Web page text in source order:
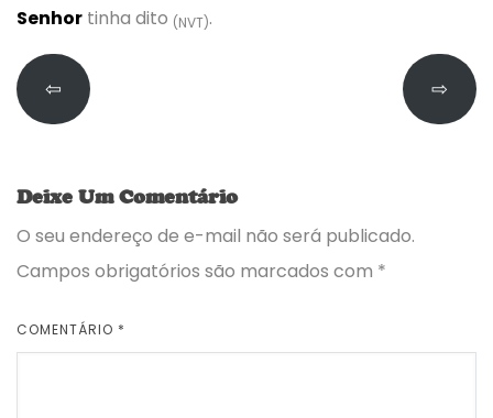
Senhor tinha dito (NVT).
⇦ ⇨
Deixe Um Comentário
O seu endereço de e-mail não será publicado.
Campos obrigatórios são marcados com *
COMENTÁRIO *